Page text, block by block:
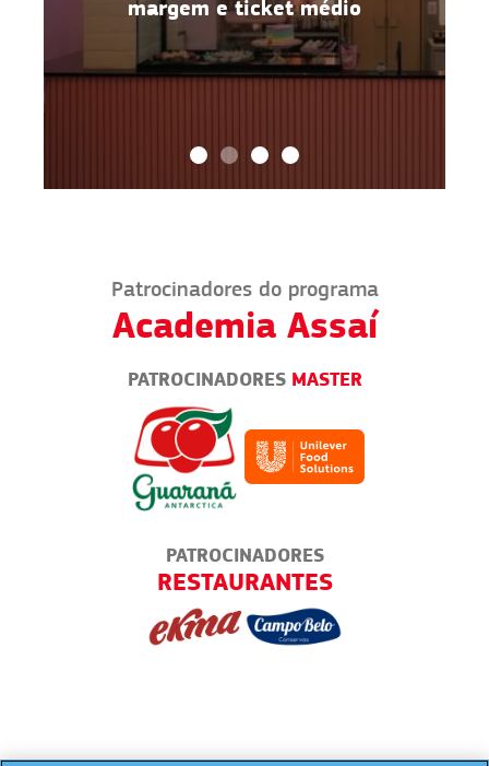
margem e ticket médio
Patrocinadores do programa
Academia Assaí
PATROCINADORES MASTER
PATROCINADORES
RESTAURANTES